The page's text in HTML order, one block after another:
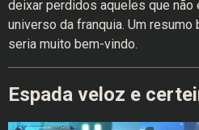
deixar perdidos aqueles que
universo da franquia. Um resumo
seria muito bem-vindo.
Espada veloz e